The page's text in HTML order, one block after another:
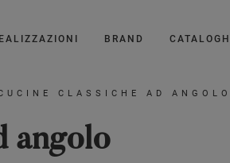
BRAND CATALOGHI
CLASSICHE AD ANGOLO
angolo